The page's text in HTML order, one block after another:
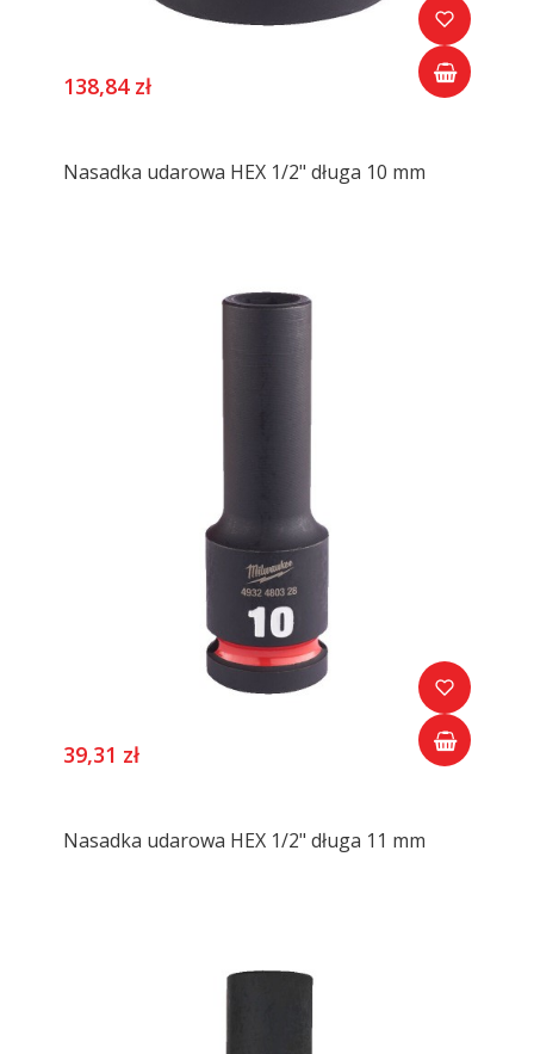
138,84 zł
Nasadka udarowa HEX 1/2" długa 10 mm
39,31 zł
Nasadka udarowa HEX 1/2" długa 11 mm